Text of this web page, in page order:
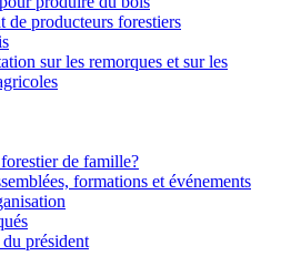
de producteurs forestiers
sur les remorques et sur les
de famille?
formations et événements
président